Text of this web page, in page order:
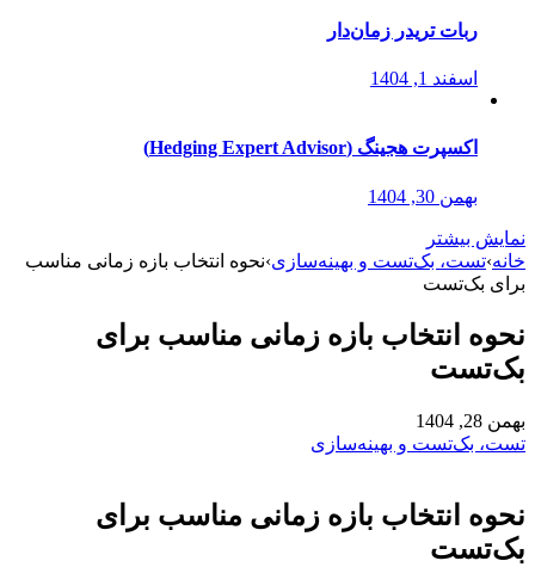
ربات تریدر زمان‌دار
اسفند 1, 1404
اکسپرت هجینگ (Hedging Expert Advisor)
بهمن 30, 1404
نمایش بیشتر
خانه›تست، بک‌تست و بهینه‌سازی›نحوه انتخاب بازه زمانی مناسب
برای بک‌تست
نحوه انتخاب بازه زمانی مناسب برای
بک‌تست
بهمن 28, 1404
تست، بک‌تست و بهینه‌سازی
نحوه انتخاب بازه زمانی مناسب برای
بک‌تست